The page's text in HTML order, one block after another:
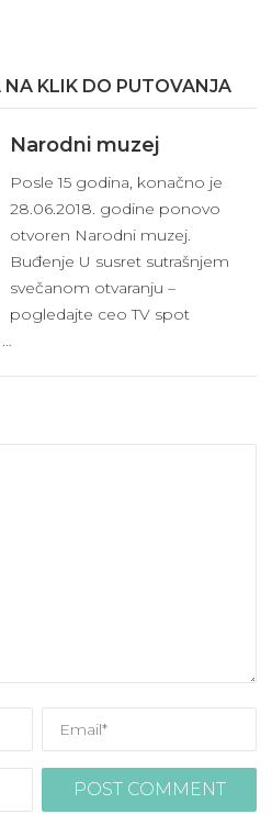
NA KLIK DO PUTOVANJA
Narodni muzej
Posle 15 godina, konačno je
28.06.2018. godine ponovo
otvoren Narodni muzej.
Buđenje U susret sutrašnjem
svečanom otvaranju –
pogledajte ceo TV spot